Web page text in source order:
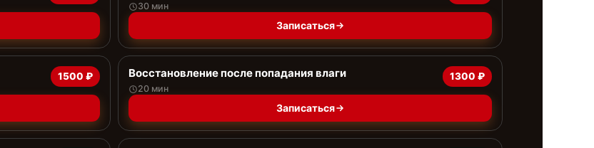
30 мин
Записаться
1500 ₽ Восстановление после попадания влаги
20 мин
1300 ₽
Записаться